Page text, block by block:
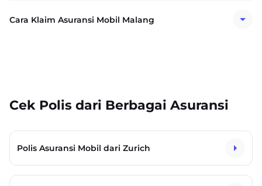
Cara Klaim Asuransi Mobil Malang
Cek Polis dari Berbagai Asuransi
Polis Asuransi Mobil dari Zurich